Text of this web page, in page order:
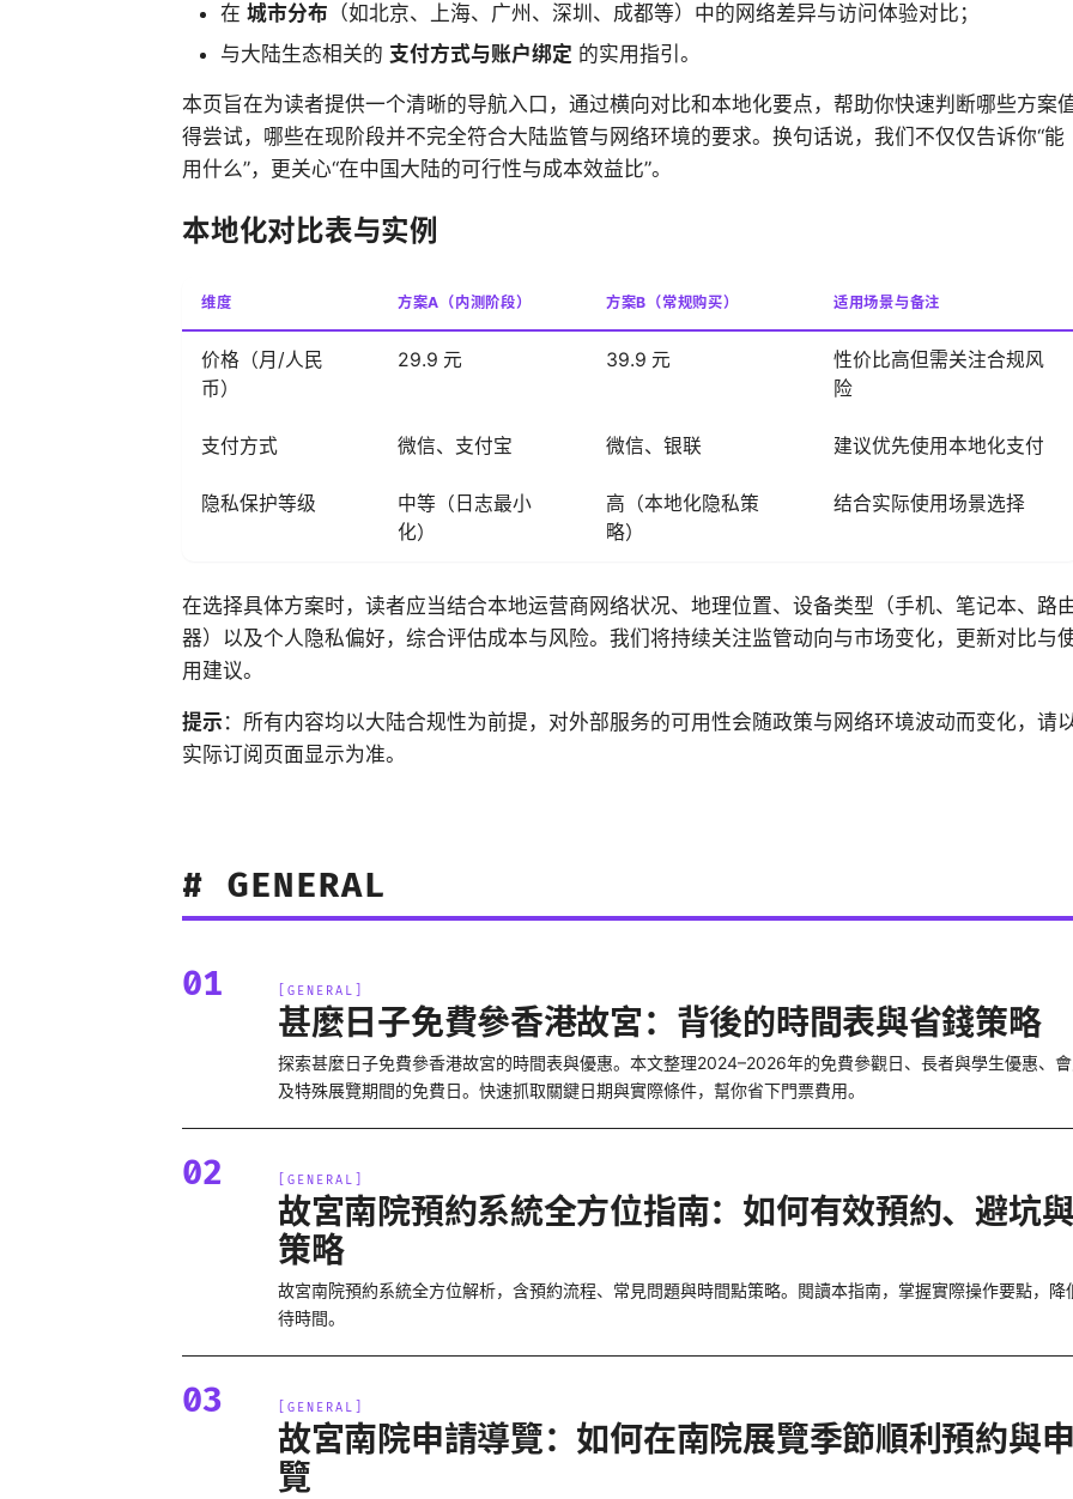
在 城市分布 （如北京、上海、广州、深圳、成都等）中的网络差异与访问体验对比；
与大陆生态相关的 支付方式与账户绑定 的实用指引。
本页旨在为读者提供一个清晰的导航入口，通过横向对比和本地化要点，帮助你快速判断哪些方案
得尝试，哪些在现阶段并不完全符合大陆监管与网络环境的要求。换句话说，我们不仅仅告诉你“能
用什么”，更关心“在中国大陆的可行性与成本效益比”。
本地化对比表与实例
维度 方案A（内测阶段） 方案B（常规购买） 适用场景与备注
价格（月/人民
币）
29.9 元 39.9 元
性价比高但需关注合规风
险
支付方式 微信、支付宝 微信、银联 建议优先使用本地化支付
隐私保护等级
中等（日志最小
化）
高（本地化隐私策
略）
结合实际使用场景选择
在选择具体方案时，读者应当结合本地运营商网络状况、地理位置、设备类型（手机、笔记本、路
器）以及个人隐私偏好，综合评估成本与风险。我们将持续关注监管动向与市场变化，更新对比与
用建议。
提示 ：所有内容均以大陆合规性为前提，对外部服务的可用性会随政策与网络环境波动而变化，请
实际订阅页面显示为准。
# GENERAL
01 GENERAL
甚麼日子免費參香港故宮：背後的時間表與省錢策略
探索甚麼日子免費參香港故宮的時間表與優惠。本文整理2024–2026年的免費參觀日、長者與學生優惠、
及特殊展覽期間的免費日。快速抓取關鍵日期與實際條件，幫你省下門票費用。
02 GENERAL
故宮南院預約系統全方位指南：如何有效預約、避坑
策略
故宮南院預約系統全方位解析，含預約流程、常見問題與時間點策略。閱讀本指南，掌握實際操作要點，降
待時間。
03 GENERAL
故宮南院申請導覽：如何在南院展覽季節順利預約與
覽